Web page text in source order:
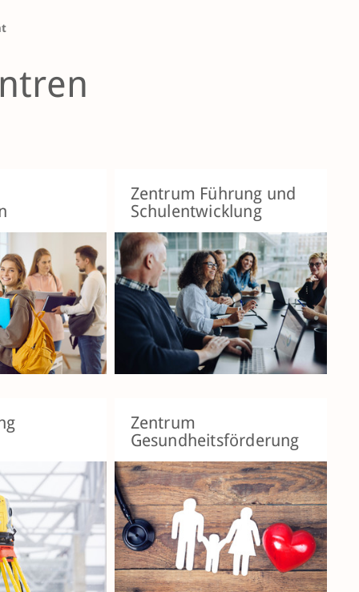
Zentrum Führung und
Schulentwicklung
Zentrum
Gesundheitsförderung